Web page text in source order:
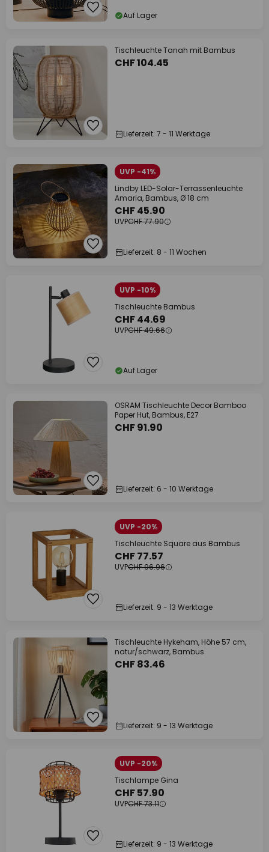
Auf Lager
Tischleuchte Tanah mit Bambus
CHF 104.45
Lieferzeit: 7 - 11 Werktage
UVP -41%
Lindby LED-Solar-Terrassenleuchte
Amaria, Bambus, Ø 18 cm
CHF 45.90
UVPCHF 77.90
Lieferzeit: 8 - 11 Wochen
UVP -10%
Tischleuchte Bambus
CHF 44.69
UVPCHF 49.66
Auf Lager
OSRAM Tischleuchte Decor Bamboo
Paper Hut, Bambus, E27
CHF 91.90
Lieferzeit: 6 - 10 Werktage
UVP -20%
Tischleuchte Square aus Bambus
CHF 77.57
UVPCHF 96.96
Lieferzeit: 9 - 13 Werktage
Tischleuchte Hykeham, Höhe 57 cm,
natur/schwarz, Bambus
CHF 83.46
Lieferzeit: 9 - 13 Werktage
UVP -20%
Tischlampe Gina
CHF 57.90
UVPCHF 73.11
Lieferzeit: 9 - 13 Werktage